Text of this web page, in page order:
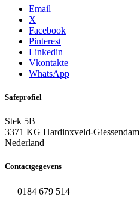
Email
X
Facebook
Pinterest
Linkedin
Vkontakte
WhatsApp
Safeprofiel
Stek 5B
3371 KG Hardinxveld-Giessendam
Nederland
Contactgegevens
0184 679 514